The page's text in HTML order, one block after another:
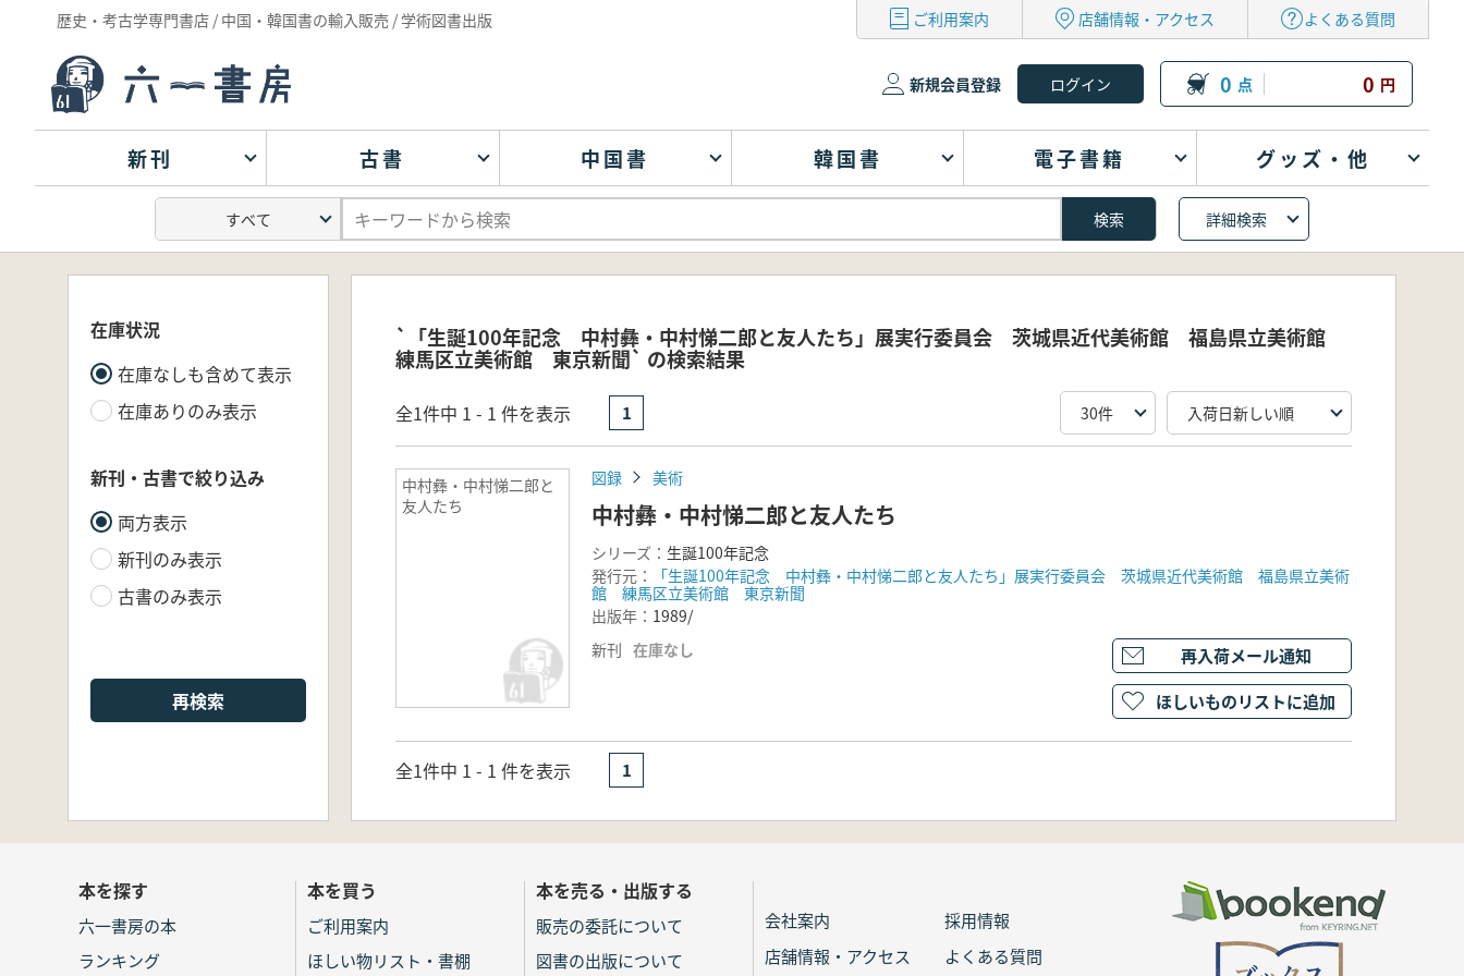
歴史・考古学専門書店 / 中国・韓国書の輸入販売 / 学術図書出版 ご利用案内 店舗情報・アクセス よくある質問
新規会員登録 0 点 0 円
新刊 古書 中国書 韓国書 電子書籍 グッズ・他
詳細検索
在庫状況
在庫なしも含めて表示
在庫ありのみ表示
新刊・古書で絞り込み
両方表示
新刊のみ表示
古書のみ表示
再検索
`「生誕100年記念 中村彝・中村悌二郎と友人たち」展実行委員会 茨城県近代美術館 福島県立美術館
練馬区立美術館 東京新聞` の検索結果
全1件中 1 - 1 件を表示 1
中村彝・中村悌二郎と
友人たち
図録 美術
中村彝・中村悌二郎と友人たち
シリーズ： 生誕100年記念
発行元：
「生誕100年記念 中村彝・中村悌二郎と友人たち」展実行委員会 茨城県近代美術館 福島県立美術
館 練馬区立美術館 東京新聞
出版年： 1989/
新刊 在庫なし
再入荷メール通知
ほしいものリストに追加
全1件中 1 - 1 件を表示 1
本を探す
六一書房の本
ランキング
本を買う
ご利用案内
ほしい物リスト・書棚
本を売る・出版する
販売の委託について
図書の出版について
会社案内
採用情報
店舗情報・アクセス
よくある質問